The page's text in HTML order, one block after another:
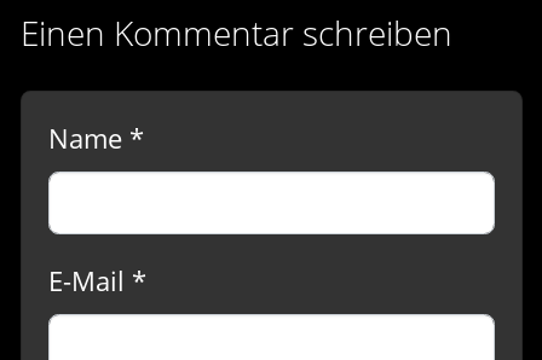
Einen Kommentar schreiben
Name *
E-Mail *